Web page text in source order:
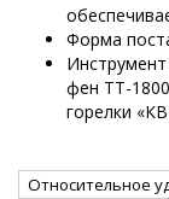
Форма
фен ТТ-
горелки
Относительное